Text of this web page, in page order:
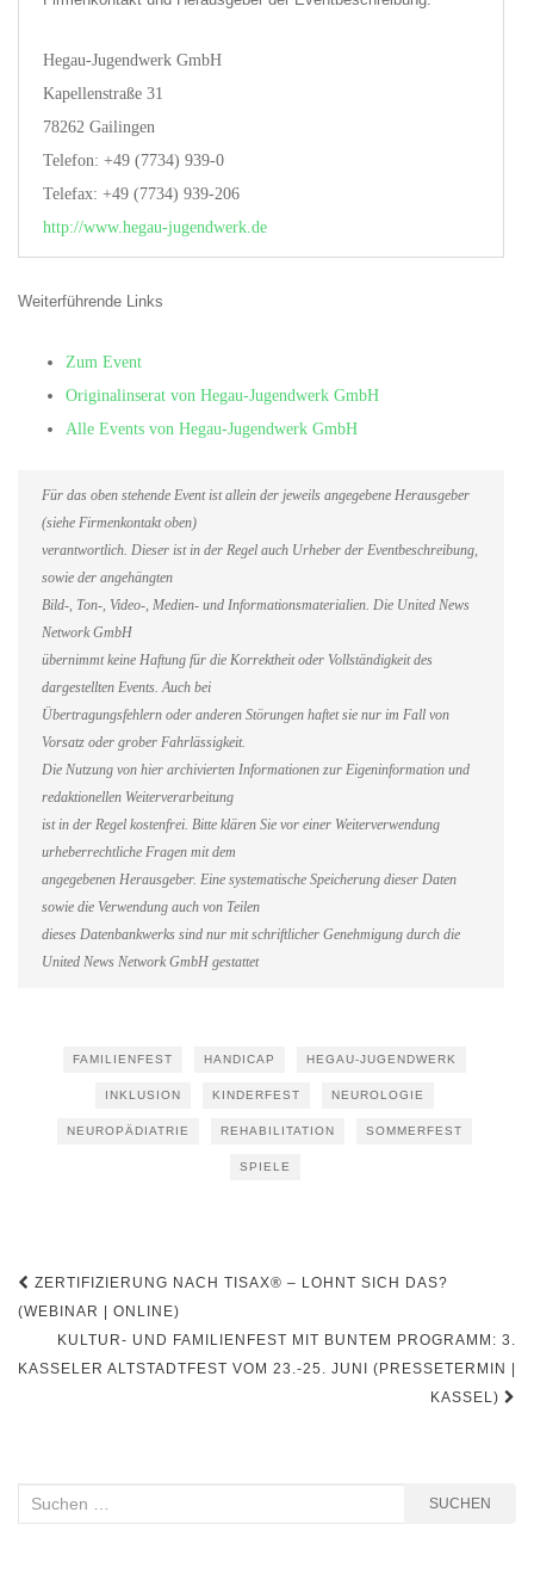
Hegau-Jugendwerk GmbH
Kapellenstraße 31
78262 Gailingen
Telefon: +49 (7734) 939-0
Telefax: +49 (7734) 939-206
http://www.hegau-jugendwerk.de
Weiterführende Links
Zum Event
Originalinserat von Hegau-Jugendwerk GmbH
Alle Events von Hegau-Jugendwerk GmbH
Für das oben stehende Event ist allein der jeweils angegebene Herausgeber
(siehe Firmenkontakt oben)
verantwortlich. Dieser ist in der Regel auch Urheber der Eventbeschreibung,
sowie der angehängten
Bild-, Ton-, Video-, Medien- und Informationsmaterialien. Die United News
Network GmbH
übernimmt keine Haftung für die Korrektheit oder Vollständigkeit des
dargestellten Events. Auch bei
Übertragungsfehlern oder anderen Störungen haftet sie nur im Fall von
Vorsatz oder grober Fahrlässigkeit.
Die Nutzung von hier archivierten Informationen zur Eigeninformation und
redaktionellen Weiterverarbeitung
ist in der Regel kostenfrei. Bitte klären Sie vor einer Weiterverwendung
urheberrechtliche Fragen mit dem
angegebenen Herausgeber. Eine systematische Speicherung dieser Daten
sowie die Verwendung auch von Teilen
dieses Datenbankwerks sind nur mit schriftlicher Genehmigung durch die
United News Network GmbH gestattet
FAMILIENFEST HANDICAP HEGAU-JUGENDWERK
INKLUSION KINDERFEST NEUROLOGIE
NEUROPÄDIATRIE REHABILITATION SOMMERFEST
SPIELE
Beitragsnavigation
ZERTIFIZIERUNG NACH TISAX® – LOHNT SICH DAS?
(WEBINAR | ONLINE)
KULTUR- UND FAMILIENFEST MIT BUNTEM PROGRAMM: 3.
KASSELER ALTSTADTFEST VOM 23.-25. JUNI (PRESSETERMIN |
KASSEL)
Suchen
SUCHEN